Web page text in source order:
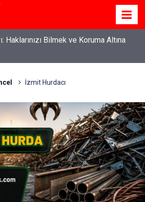
Haklarınızı Bilmek ve Koruma Altına
İzmit Hurdacı